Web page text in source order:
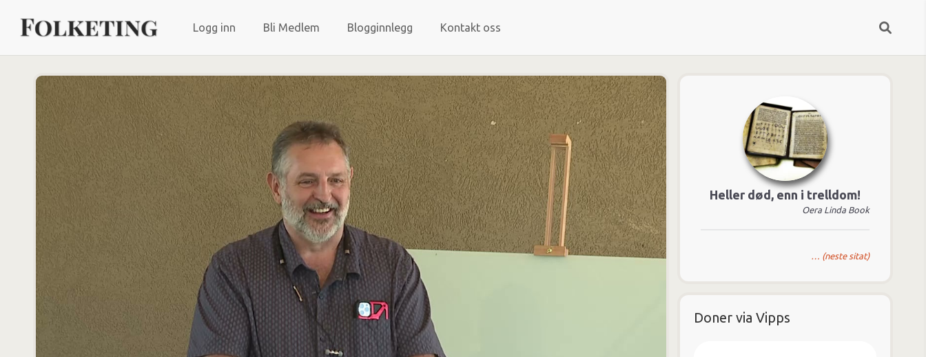
Logg inn Bli Medlem Blogginnlegg Kontakt oss
Heller død, enn i trelldom!
Oera Linda Book
… (neste sitat)
Doner via Vipps